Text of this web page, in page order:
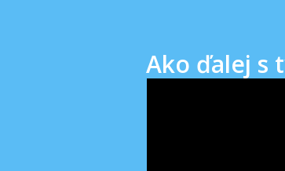
Ako ďalej s